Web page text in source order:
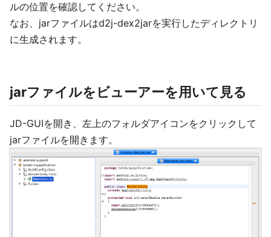
ルの位置を確認してください。
なお、jarファイルはd2j-dex2jarを実行したディレクトリ
に生成されます。
jarファイルをビューアーを用いて見る
JD-GUIを開き、左上のフォルダアイコンをクリックして
jarファイルを開きます。